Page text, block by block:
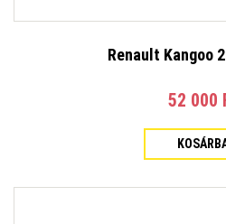
Renault Kangoo
52 000